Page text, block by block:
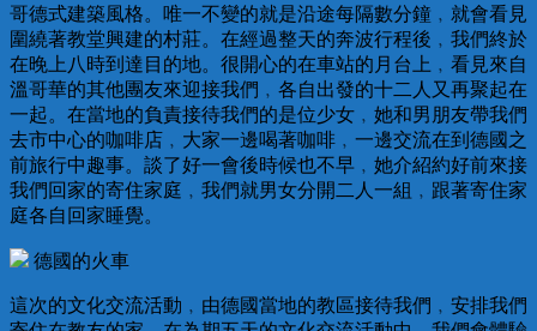
哥德式建築風格。唯一不變的就是沿途每隔數分鐘﹐就會看見
圍繞著教堂興建的村莊。在經過整天的奔波行程後﹐我們終於
在晚上八時到達目的地。很開心的在車站的月台上﹐看見來自
溫哥華的其他團友來迎接我們﹐各自出發的十二人又再聚起在
一起。在當地的負責接待我們的是位少女﹐她和男朋友帶我們
去市中心的咖啡店﹐大家一邊喝著咖啡﹐一邊交流在到德國之
前旅行中趣事。談了好一會後時候也不早﹐她介紹約好前來接
我們回家的寄住家庭﹐我們就男女分開二人一組﹐跟著寄住家
庭各自回家睡覺。
德國的火車
這次的文化交流活動﹐由德國當地的教區接待我們﹐安排我們